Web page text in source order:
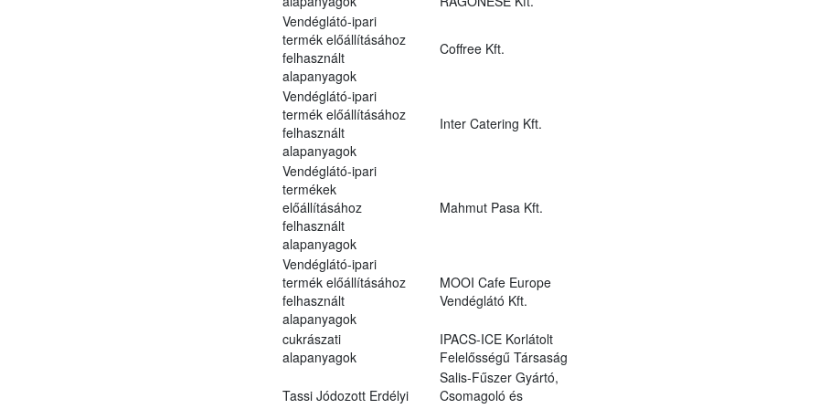
Vendéglátó-ipari
termék előállításához
felhasznált
alapanyagok
Coffree Kft.
Vendéglátó-ipari
termék előállításához
felhasznált
alapanyagok
Inter Catering Kft.
Vendéglátó-ipari
termékek
előállításához
felhasznált
alapanyagok
Mahmut Pasa Kft.
Vendéglátó-ipari
termék előállításához
felhasznált
alapanyagok
MOOI Cafe Europe
Vendéglátó Kft.
cukrászati
alapanyagok
IPACS-ICE Korlátolt
Felelősségű Társaság
Tassi Jódozott Erdélyi
Salis-Fűszer Gyártó,
Csomagoló és